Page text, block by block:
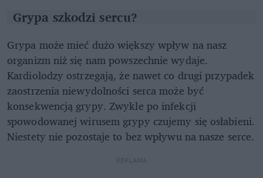
Grypa szkodzi sercu?
Grypa może mieć dużo większy wpływ na nasz
organizm niż się nam powszechnie wydaje.
Kardiolodzy ostrzegają, że nawet co drugi przypadek
zaostrzenia niewydolności serca może być
konsekwencją grypy. Zwykle po infekcji
spowodowanej wirusem grypy czujemy się osłabieni.
Niestety nie pozostaje to bez wpływu na nasze serce.
REKLAMA